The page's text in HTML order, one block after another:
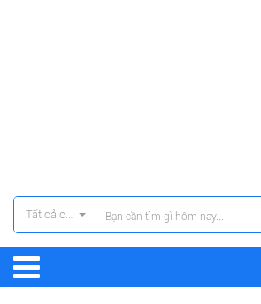
Tất cả các danh mục